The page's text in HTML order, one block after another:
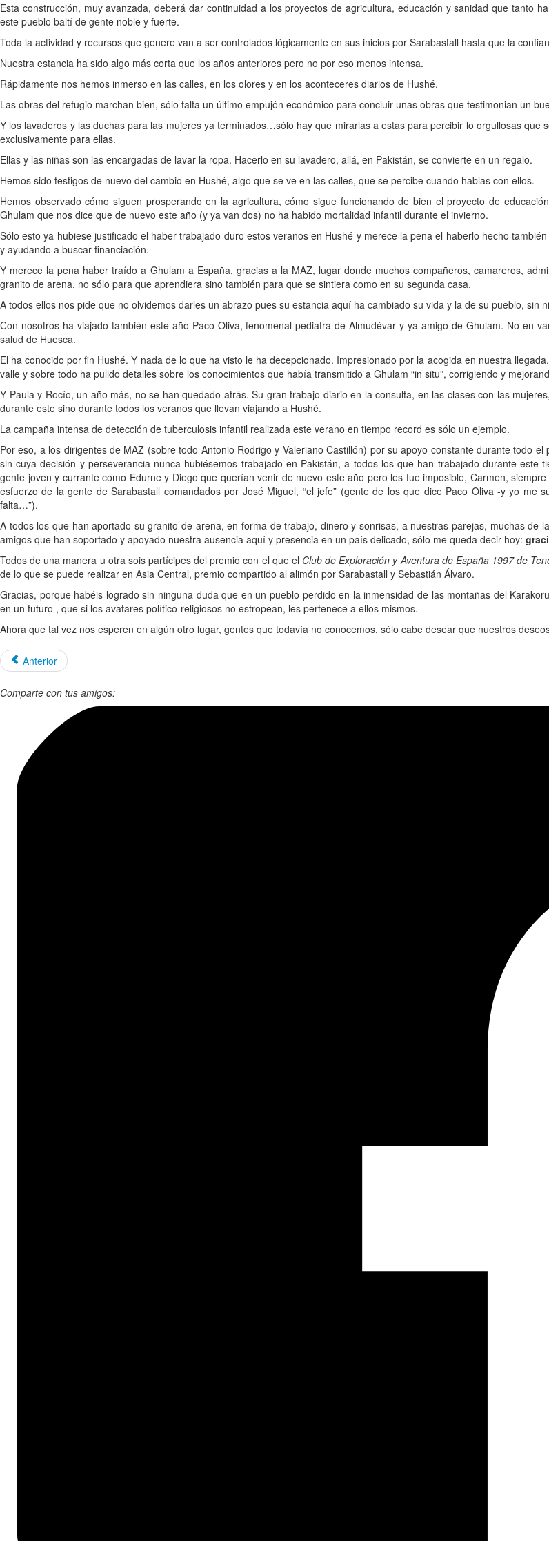
Esta construcción, muy avanzada, deberá dar continuidad a los proyectos de agricultura, educación y sanidad que tanto
este pueblo baltí de gente noble y fuerte.
Toda la actividad y recursos que genere van a ser controlados lógicamente en sus inicios por Sarabastall hasta que la
Nuestra estancia ha sido algo más corta que los años anteriores pero no por eso menos intensa.
Rápidamente nos hemos inmerso en las calles, en los olores y en los aconteceres diarios de Hushé.
Las obras del refugio marchan bien, sólo falta un último empujón económico para concluir unas obras que testimonian un
Y los lavaderos y las duchas para las mujeres ya terminados…sólo hay que mirarlas a estas para percibir lo orgullosas
exclusivamente para ellas.
Ellas y las niñas son las encargadas de lavar la ropa. Hacerlo en su lavadero, allá, en Pakistán, se convierte en un regalo.
Hemos sido testigos de nuevo del cambio en Hushé, algo que se ve en las calles, que se percibe cuando hablas con ellos.
Hemos observado cómo siguen prosperando en la agricultura, cómo sigue funcionando de bien el proyecto de
Ghulam que nos dice que de nuevo este año (y ya van dos) no ha habido mortalidad infantil durante el invierno.
Sólo esto ya hubiese justificado el haber trabajado duro estos veranos en Hushé y merece la pena el haberlo hecho
y ayudando a buscar financiación.
Y merece la pena haber traído a Ghulam a España, gracias a la MAZ, lugar donde muchos compañeros, camareros,
granito de arena, no sólo para que aprendiera sino también para que se sintiera como en su segunda casa.
A todos ellos nos pide que no olvidemos darles un abrazo pues su estancia aquí ha cambiado su vida y la de su pueblo, sin
Con nosotros ha viajado también este año Paco Oliva, fenomenal pediatra de Almudévar y ya amigo de Ghulam. No en
salud de Huesca.
El ha conocido por fin Hushé. Y nada de lo que ha visto le ha decepcionado. Impresionado por la acogida en nuestra
valle y sobre todo ha pulido detalles sobre los conocimientos que había transmitido a Ghulam “in situ”, corrigiendo y
Y Paula y Rocío, un año más, no se han quedado atrás. Su gran trabajo diario en la consulta, en las clases con las
durante este sino durante todos los veranos que llevan viajando a Hushé.
La campaña intensa de detección de tuberculosis infantil realizada este verano en tiempo record es sólo un ejemplo.
Por eso, a los dirigentes de MAZ (sobre todo Antonio Rodrigo y Valeriano Castillón) por su apoyo constante durante todo
sin cuya decisión y perseverancia nunca hubiésemos trabajado en Pakistán, a todos los que han trabajado durante
gente joven y currante como Edurne y Diego que querían venir de nuevo este año pero les fue imposible, Carmen,
esfuerzo de la gente de Sarabastall comandados por José Miguel, “el jefe” (gente de los que dice Paco Oliva -y yo
falta…”).
A todos los que han aportado su granito de arena, en forma de trabajo, dinero y sonrisas, a nuestras parejas, muchas
amigos que han soportado y apoyado nuestra ausencia aquí y presencia en un país delicado, sólo me queda decir hoy:
Todos de una manera u otra sois partícipes del premio con el que el Club de Exploración y Aventura de España 1997 de
de lo que se puede realizar en Asia Central, premio compartido al alimón por Sarabastall y Sebastián Álvaro.
Gracias, porque habéis logrado sin ninguna duda que en un pueblo perdido en la inmensidad de las montañas del
en un futuro , que si los avatares político-religiosos no estropean, les pertenece a ellos mismos.
Ahora que tal vez nos esperen en algún otro lugar, gentes que todavía no conocemos, sólo cabe desear que nuestros
Anterior
Comparte con tus amigos: